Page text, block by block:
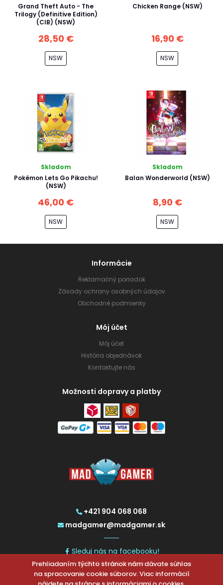
Grand Theft Auto - The
Trilogy (Definitive Edition)
(CIB) (NSW)
28,50 €
NSW
Chicken Range (NSW)
16,90 €
NSW
Skladom
Pokémon Lets Go Pikachu!
(NSW)
46,00 €
NSW
Skladom
Balan Wonderworld (NSW)
8,90 €
NSW
+421 904 068 068
madgamer@madgamer.sk
Sleduj nás na facebooku!
2026 © MadGamer.sk
Informácie
Reklamačný poriadok
Zásady ochrany osobných údajov
Obchodné podmienky
Môj účet
Môj účet
História objednávok
Kontaktujte nás
Možnosti dopravy a platby
Prehliadaním týchto stránok nám dávate súhlas
na spracovanie cookie súborov. Viac informácií